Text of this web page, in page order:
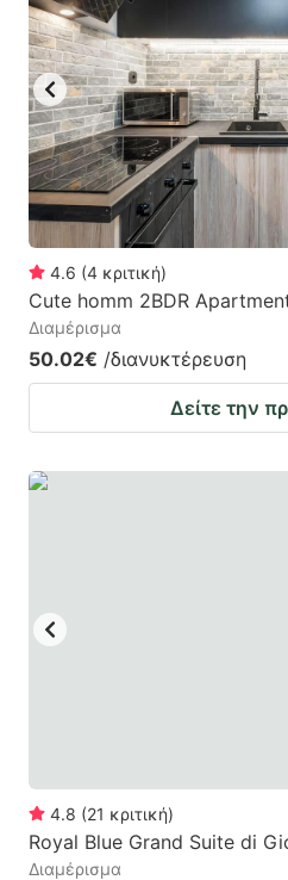
4.6 (4 κριτική)
Cute homm 2BDR
Διαμέρισμα
50.02€ /διανυκτέρευση
Δείτε την
4.8 (21 κριτική)
Royal Blue Grand Suite di
Διαμέρισμα